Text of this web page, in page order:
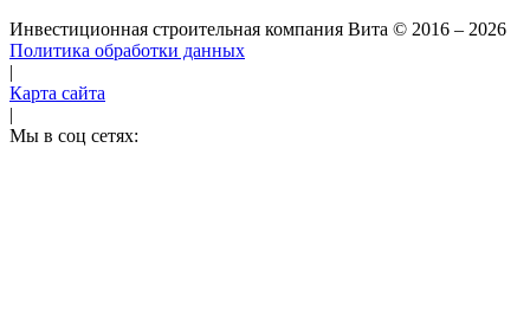
Инвестиционная строительная компания Вита © 2016 – 2026
Политика обработки данных
|
Карта сайта
|
Мы в соц сетях: